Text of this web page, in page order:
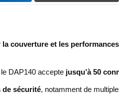
la couverture et les
DAP140 accepte jusqu’à 50
de sécurité, notamment de